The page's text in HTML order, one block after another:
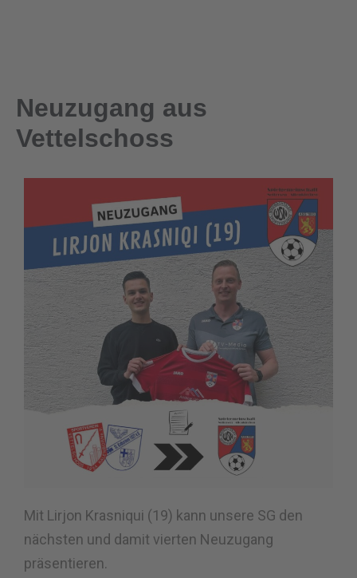
Neuzugang aus
Vettelschoss
Mit Lirjon Krasniqui (19) kann unsere SG den
nächsten und damit vierten Neuzugang
präsentieren.